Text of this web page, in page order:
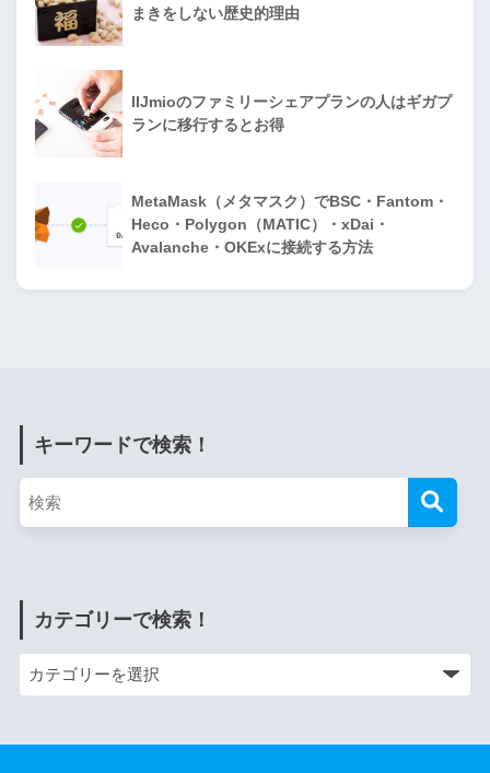
まきをしない歴史的理由
IIJmioのファミリーシェアプランの人はギガプ
ランに移行するとお得
MetaMask（メタマスク）でBSC・Fantom・
Heco・Polygon（MATIC）・xDai・
Avalanche・OKExに接続する方法
キーワードで検索！
カテゴリーで検索！